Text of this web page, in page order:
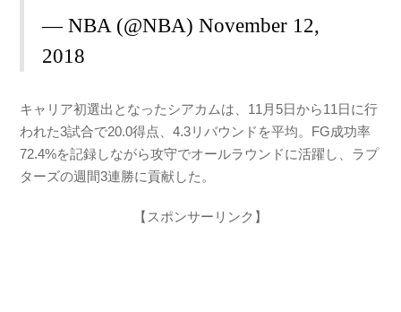
— NBA (@NBA) November 12,
2018
キャリア初選出となったシアカムは、11月5日から11日に行
われた3試合で20.0得点、4.3リバウンドを平均。FG成功率
72.4%を記録しながら攻守でオールラウンドに活躍し、ラプ
ターズの週間3連勝に貢献した。
【スポンサーリンク】